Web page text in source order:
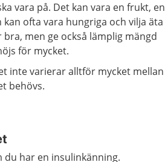
vara på. Det kan vara en frukt, en
ofta vara hungriga och vilja äta
men ge också lämplig mängd
för mycket.
inte varierar alltför mycket mellan
behövs.
har en insulinkänning.